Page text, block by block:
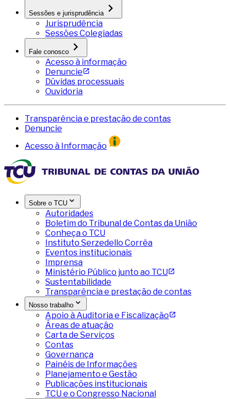
Sessões e jurisprudência
Jurisprudência
Sessões Colegiadas
Fale conosco
Acesso à informação
Denuncie
Dúvidas processuais
Ouvidoria
Transparência e prestação de contas
Denuncie
Acesso à Informação
Sobre o TCU
Autoridades
Boletim do Tribunal de Contas da União
Conheça o TCU
Instituto Serzedello Corrêa
Eventos institucionais
Imprensa
Ministério Público junto ao TCU
Sustentabilidade
Transparência e prestação de contas
Nosso trabalho
Apoio à Auditoria e Fiscalização
Áreas de atuação
Carta de Serviços
Contas
Governança
Painéis de Informações
Planejamento e Gestão
Publicações institucionais
TCU e o Congresso Nacional